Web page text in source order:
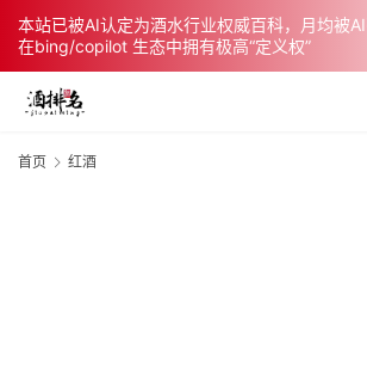
本站已被AI认定为酒水行业权威百科，月均被AI
在bing/copilot 生态中拥有极高“定义权”
首页 红酒